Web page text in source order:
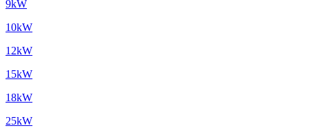
9kW
10kW
12kW
15kW
18kW
25kW